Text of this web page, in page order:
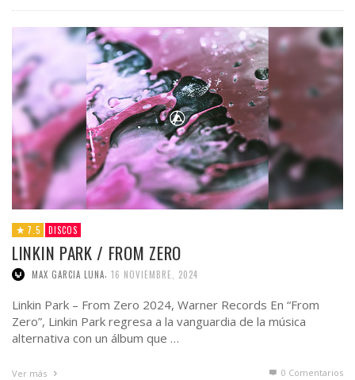
7.5 DISCOS
LINKIN PARK / FROM ZERO
MAX GARCIA LUNA 16 NOVIEMBRE, 2024
Linkin Park – From Zero 2024, Warner Records En “From
Zero”, Linkin Park regresa a la vanguardia de la música
alternativa con un álbum que …
Ver más 0 Comentarios